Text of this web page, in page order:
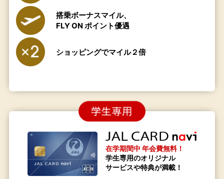
搭乗ボーナスマイル、
FLY ON ポイント優遇
ショッピングでマイル２倍
在学期間中 年会費無料！
学生専用のオリジナル
サービスや特典が満載！